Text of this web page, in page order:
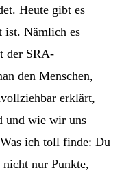
Heute gibt es
ist. Nämlich es
der SRA-
den Menschen,
erklärt,
und wie wir uns
ich toll finde: Du
nur Punkte,